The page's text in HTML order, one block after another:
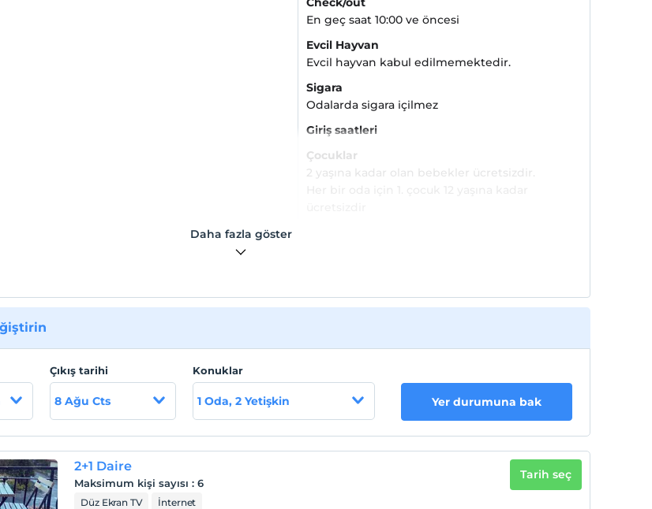
En geç saat 10:00 ve öncesi
Evcil Hayvan
Evcil hayvan kabul edilmemektedir.
Sigara
Odalarda sigara içilmez
Giriş saatleri
Çocuklar
2 yaşına kadar olan bebekler ücretsizdir.
Daha fazla göster
Çıkış tarihi
8 Ağu Cts
Konuklar
1 Oda, 2 Yetişkin Yer durumuna bak
2+1 Daire
Maksimum kişi sayısı :6
Düz Ekran TV İnternet
Tarih seç